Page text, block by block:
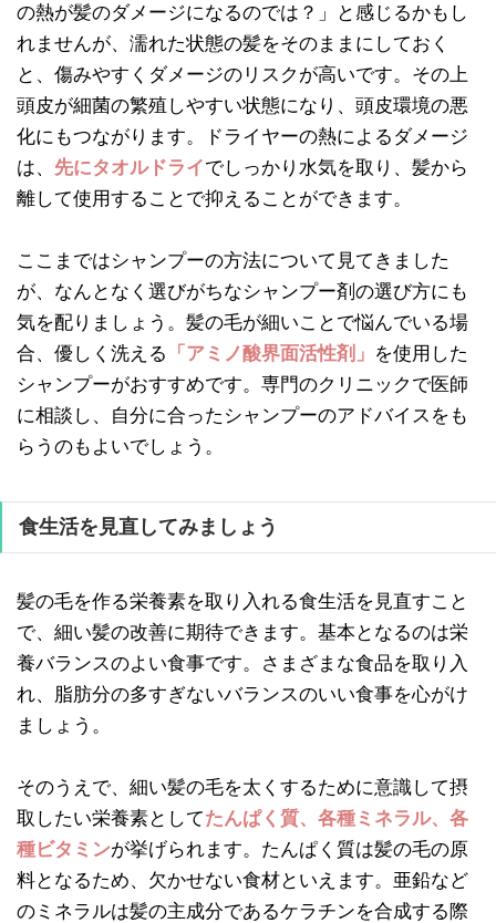
の熱が髪のダメージになるのでは？」と感じるかもし
れませんが、濡れた状態の髪をそのままにしておく
と、傷みやすくダメージのリスクが高いです。その上
頭皮が細菌の繁殖しやすい状態になり、頭皮環境の悪
化にもつながります。ドライヤーの熱によるダメージ
は、 先にタオルドライでしっかり水気を取り、髪から
離して使用することで抑えることができます。
ここまではシャンプーの方法について見てきました
が、なんとなく選びがちなシャンプー剤の選び方にも
気を配りましょう。髪の毛が細いことで悩んでいる場
合、優しく洗える
「アミノ酸界面活性剤」 を使用した
シャンプーがおすすめです。専門のクリニックで医師
に相談し、自分に合ったシャンプーのアドバイスをも
らうのもよいでしょう。
食生活を見直してみましょう
髪の毛を作る栄養素を取り入れる食生活を見直すこと
で、細い髪の改善に期待できます。基本となるのは栄
養バランスのよい食事です。さまざまな食品を取り入
れ、脂肪分の多すぎないバランスのいい食事を心がけ
ましょう。
そのうえで、細い髪の毛を太くするために意識して摂
取したい栄養素としてたんぱく質、各種ミネラル、各
種ビタミンが挙げられます。たんぱく質は髪の毛の原
料となるため、欠かせない食材といえます。亜鉛など
のミネラルは髪の主成分であるケラチンを合成する際